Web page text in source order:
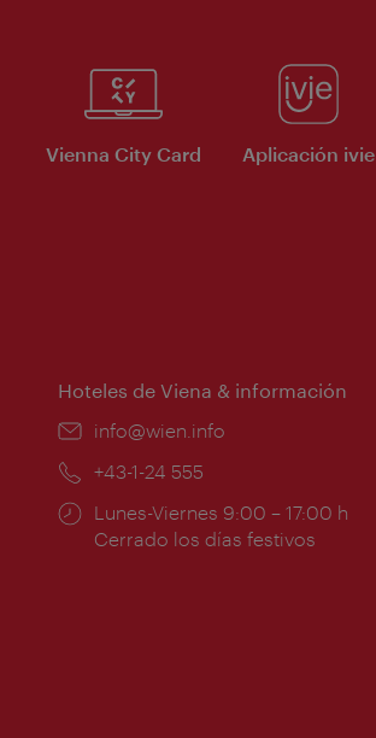
Vienna City Card Aplicación ivie
Hoteles de Viena & información
e-
info@wien.info
Teléfono:
+43-1-24 555
Horarios
de
Lunes-Viernes 9:00 – 17:00 h
Cerrado los días festivos